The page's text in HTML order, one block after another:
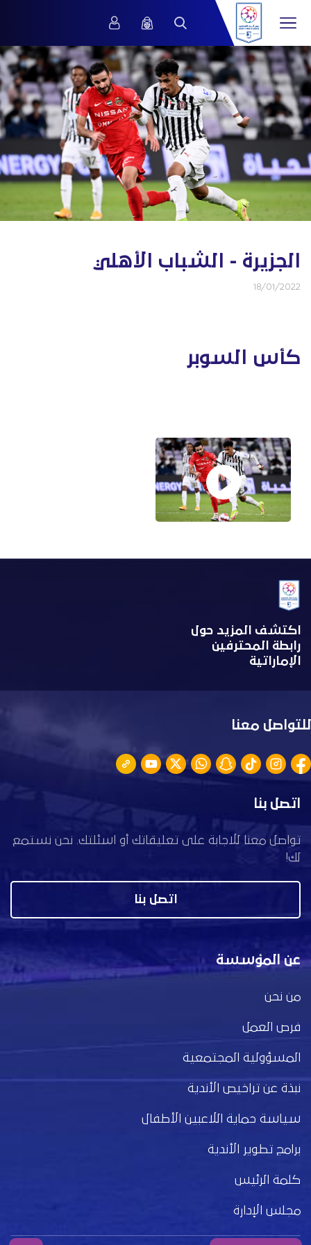
الجزيرة - الشباب الأهلي
18/01/2022
كأس السوبر
اكتشف المزيد حول
رابطة المحترفين
الإماراتية
للتواصل معنا
اتصل بنا
تواصل معنا للاجابة على تعليقاتك أو اسئلتك. نحن نستمع
لك!
اتصل بنا
عن المؤسسة
من نحن
فرص العمل
المسؤولية المجتمعية
نبذة عن تراخيص الأندية
سياسة حماية اللاعبين الأطفال
برامج تطوير الأندية
كلمة الرئيس
مجلس الإدارة